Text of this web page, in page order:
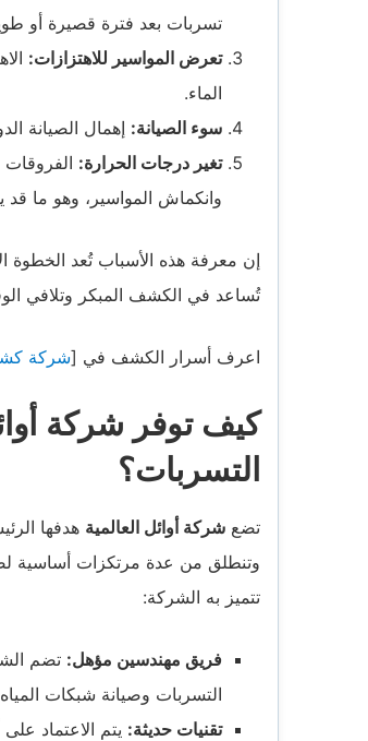
تسربات بعد فترة قصيرة أو
تعرض المواسير للاهتزازات:
الماء.
سوء الصيانة: إهمال الصيانة
تغير درجات الحرارة:
وانكماش المواسير، وهو ما
إن معرفة هذه الأسباب تُعد الخطوة
تُساعد في الكشف المبكر وتلافي
اعرف أسرار الكشف في [شركة
كيف توفر شركة
التسربات؟
تضع شركة أوائل العالمية هدفها
وتنطلق من عدة مرتكزات أساسية
تتميز به الشركة:
فريق مهندسين مؤهل: تضم
التسربات وصيانة شبكات
تقنيات حديثة: يتم الاعتماد